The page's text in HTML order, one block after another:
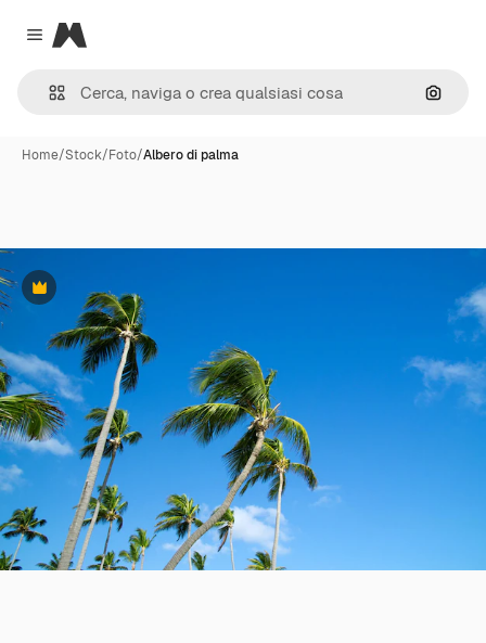
Close menu
Magnific
Cerca
Home/Stock/Foto/Albero di palma
Premium